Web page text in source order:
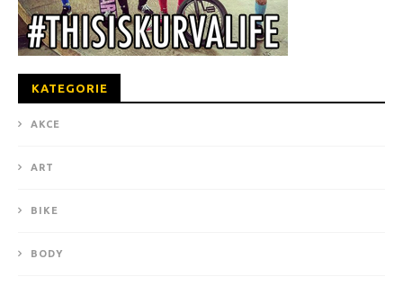
KATEGORIE
AKCE
ART
BIKE
BODY